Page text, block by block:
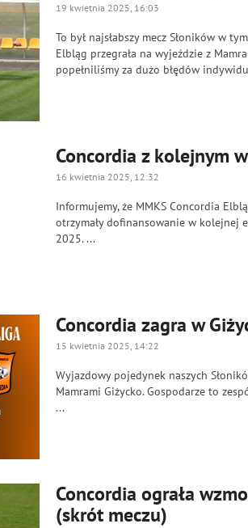
19 kwietnia 2025, 16:03
To był najsłabszy mecz Słoników w
Elbląg przegrała na wyjeździe z
popełniliśmy za dużo błędów
Concordia z kolejnym
16 kwietnia 2025, 12:32
Informujemy, że MMKS Concordia
otrzymały dofinansowanie w kolejnej
2025. ...
Concordia zagra w
15 kwietnia 2025, 14:22
Wyjazdowy pojedynek naszych
Mamrami Giżycko. Gospodarze to
...
Concordia ograła
(skrót meczu)